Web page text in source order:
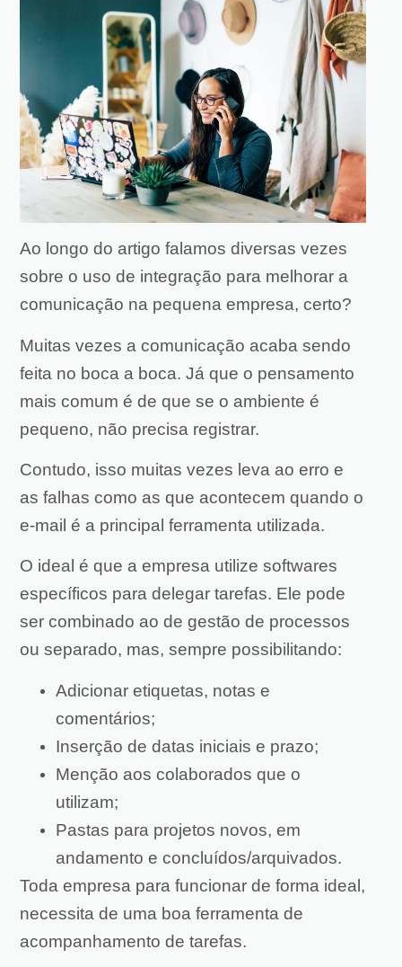
Ao longo do artigo falamos diversas vezes
sobre o uso de integração para melhorar a
comunicação na pequena empresa, certo?
Muitas vezes a comunicação acaba sendo
feita no boca a boca. Já que o pensamento
mais comum é de que se o ambiente é
pequeno, não precisa registrar.
Contudo, isso muitas vezes leva ao erro e
as falhas como as que acontecem quando o
e-mail é a principal ferramenta utilizada.
O ideal é que a empresa utilize softwares
específicos para delegar tarefas. Ele pode
ser combinado ao de gestão de processos
ou separado, mas, sempre possibilitando:
Adicionar etiquetas, notas e
comentários;
Inserção de datas iniciais e prazo;
Menção aos colaborados que o
utilizam;
Pastas para projetos novos, em
andamento e concluídos/arquivados.
Toda empresa para funcionar de forma ideal,
necessita de uma boa ferramenta de
acompanhamento de tarefas.